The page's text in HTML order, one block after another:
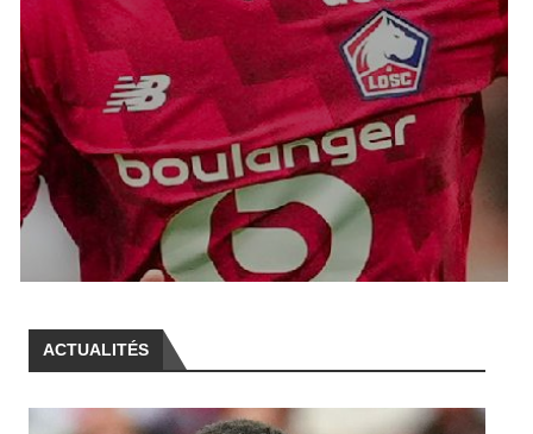
ACTUALITÉS